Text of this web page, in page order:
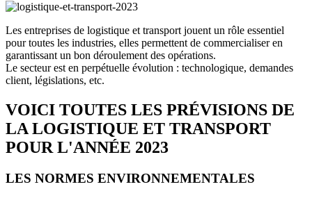
Les entreprises de logistique et transport jouent un rôle essentiel
pour toutes les industries, elles permettent de commercialiser en
garantissant un bon déroulement des opérations.
Le secteur est en perpétuelle évolution : technologique, demandes
client, législations, etc.
VOICI TOUTES LES PRÉVISIONS DE
LA LOGISTIQUE ET TRANSPORT
POUR L'ANNÉE 2023
LES NORMES ENVIRONNEMENTALES